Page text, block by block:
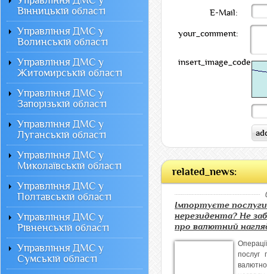
E-Mail:
your_comment:
insert_image_code:
related_news:
Імпортуєте послуги
нерезидента? Не
про валютний
послуг
Вінницькій області
Управління ДМС у
Волинській області
Управління ДМС у
Житомирській області
Управління ДМС у
Запорізькій області
Управління ДМС у
Луганській області
Управління ДМС у
Миколаївській області
Управління ДМС у
Полтавській області
Управління ДМС у
Рівненській області
Управління ДМС у
Сумській області